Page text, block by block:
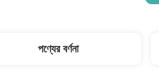
পণ্যের বর্ণনা